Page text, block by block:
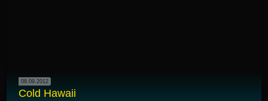
08.09.2012
Cold Hawaii